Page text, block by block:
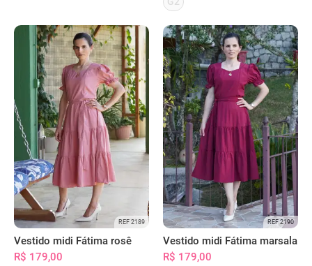
REF 2189
Vestido midi Fátima rosê
R$ 179,00
REF 2190
Vestido midi Fátima marsala
R$ 179,00